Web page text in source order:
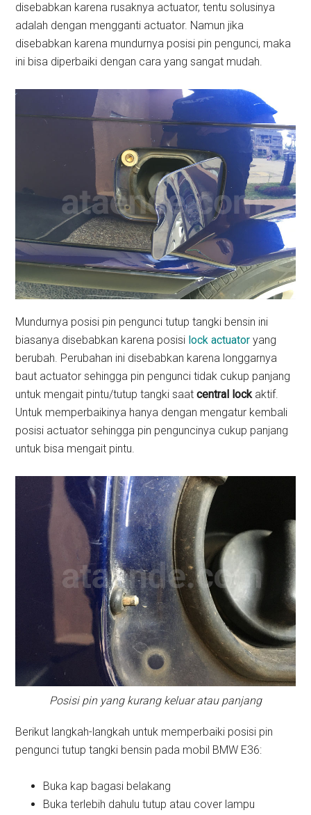
disebabkan karena rusaknya actuator, tentu solusinya
adalah dengan mengganti actuator. Namun jika
disebabkan karena mundurnya posisi pin pengunci, maka
ini bisa diperbaiki dengan cara yang sangat mudah.
Mundurnya posisi pin pengunci tutup tangki bensin ini
biasanya disebabkan karena posisi lock actuator yang
berubah. Perubahan ini disebabkan karena longgarnya
baut actuator sehingga pin pengunci tidak cukup panjang
untuk mengait pintu/tutup tangki saat central lock aktif.
Untuk memperbaikinya hanya dengan mengatur kembali
posisi actuator sehingga pin penguncinya cukup panjang
untuk bisa mengait pintu.
Posisi pin yang kurang keluar atau panjang
Berikut langkah-langkah untuk memperbaiki posisi pin
pengunci tutup tangki bensin pada mobil BMW E36:
Buka kap bagasi belakang
Buka terlebih dahulu tutup atau cover lampu